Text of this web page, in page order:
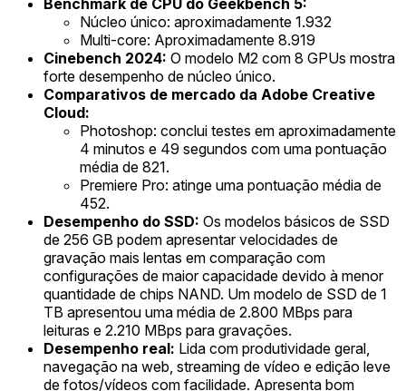
Benchmark de CPU do Geekbench 5:
Núcleo único: aproximadamente 1.932
Multi-core: Aproximadamente 8.919
Cinebench 2024: O modelo M2 com 8 GPUs mostra
forte desempenho de núcleo único.
Comparativos de mercado da Adobe Creative
Cloud:
Photoshop: conclui testes em aproximadamente
4 minutos e 49 segundos com uma pontuação
média de 821.
Premiere Pro: atinge uma pontuação média de
452.
Desempenho do SSD: Os modelos básicos de SSD
de 256 GB podem apresentar velocidades de
gravação mais lentas em comparação com
configurações de maior capacidade devido à menor
quantidade de chips NAND. Um modelo de SSD de 1
TB apresentou uma média de 2.800 MBps para
leituras e 2.210 MBps para gravações.
Desempenho real: Lida com produtividade geral,
navegação na web, streaming de vídeo e edição leve
de fotos/vídeos com facilidade. Apresenta bom